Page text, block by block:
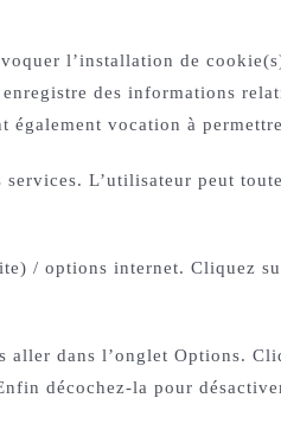
l’installation de
des informations
vocation à
L’utilisateur peut
/ options internet. Cliquez
dans l’onglet Options.
décochez-la pour